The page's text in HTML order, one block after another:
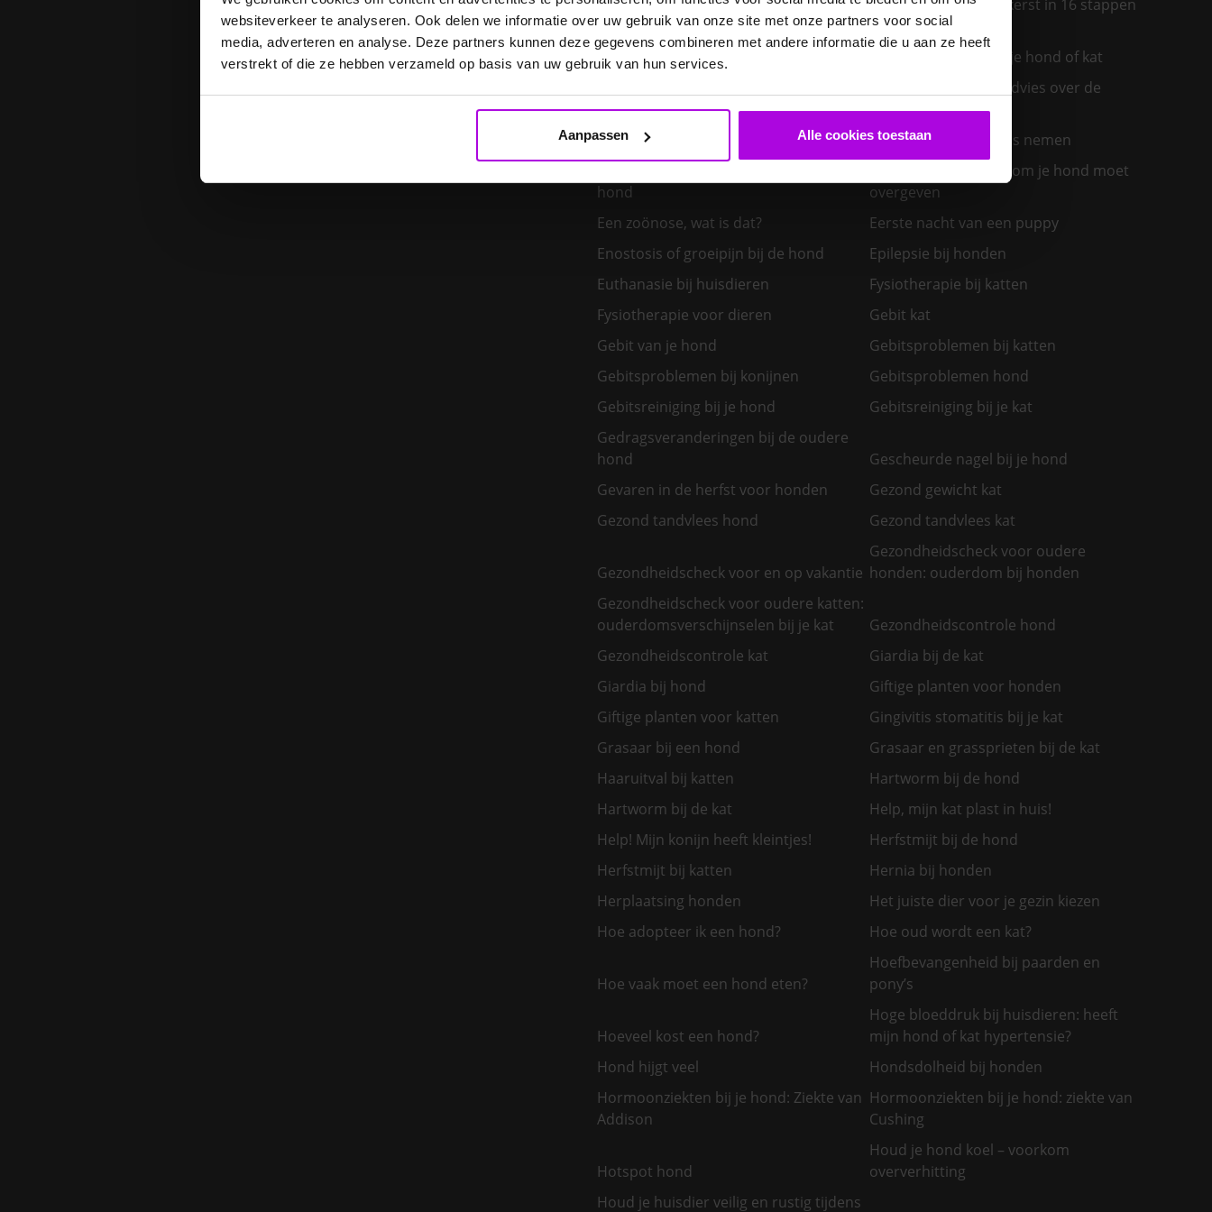
websiteverkeer te analyseren. Ook delen we informatie over uw gebruik van onze site met onze partners voor social
media, adverteren en analyse. Deze partners kunnen deze gegevens combineren met andere informatie die u aan ze heeft
verstrekt of die ze hebben verzameld op basis van uw gebruik van hun services.
Aanpassen Alle cookies toestaan
E. cuniculi bij het konijn
Een diervriendelijke kerst in 16 stappen
Een hond kiezen – welk hondenras past
bij mij?
Een insectenbeet bij je hond of kat
Een klein huisdier kiezen
Een konijn in huis – advies over de
verzorging
Een nieuw kitten in huis
Een nieuwe kat in huis nemen
hond
Een zieke hond: waarom je hond moet
overgeven
Een zoönose, wat is dat?
Eerste nacht van een puppy
Enostosis of groeipijn bij de hond
Epilepsie bij honden
Euthanasie bij huisdieren
Fysiotherapie bij katten
Fysiotherapie voor dieren
Gebit kat
Gebit van je hond
Gebitsproblemen bij katten
Gebitsproblemen bij konijnen
Gebitsproblemen hond
Gebitsreiniging bij je hond
Gebitsreiniging bij je kat
Gedragsveranderingen bij de oudere
hond
Gescheurde nagel bij je hond
Gevaren in de herfst voor honden
Gezond gewicht kat
Gezond tandvlees hond
Gezond tandvlees kat
Gezondheidscheck voor en op vakantie
Gezondheidscheck voor oudere
honden: ouderdom bij honden
Gezondheidscheck voor oudere katten:
ouderdomsverschijnselen bij je kat
Gezondheidscontrole hond
Gezondheidscontrole kat
Giardia bij de kat
Giardia bij hond
Giftige planten voor honden
Giftige planten voor katten
Gingivitis stomatitis bij je kat
Grasaar bij een hond
Grasaar en grassprieten bij de kat
Haaruitval bij katten
Hartworm bij de hond
Hartworm bij de kat
Help, mijn kat plast in huis!
Help! Mijn konijn heeft kleintjes!
Herfstmijt bij de hond
Herfstmijt bij katten
Hernia bij honden
Herplaatsing honden
Het juiste dier voor je gezin kiezen
Hoe adopteer ik een hond?
Hoe oud wordt een kat?
Hoe vaak moet een hond eten?
Hoefbevangenheid bij paarden en
pony’s
Hoeveel kost een hond?
Hoge bloeddruk bij huisdieren: heeft
mijn hond of kat hypertensie?
Hond hijgt veel
Hondsdolheid bij honden
Hormoonziekten bij je hond: Ziekte van
Addison
Hormoonziekten bij je hond: ziekte van
Cushing
Hotspot hond
Houd je hond koel – voorkom
oververhitting
Houd je huisdier veilig en rustig tijdens